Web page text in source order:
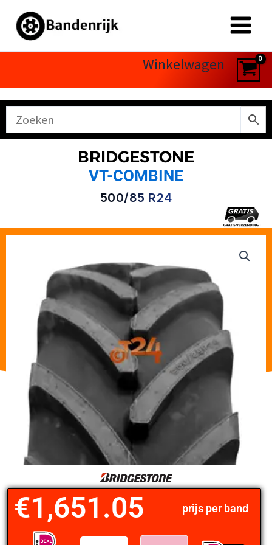
naar
Winkelwagen
BRIDGESTONE
VT-COMBINE
500/85 R24
prijs per band
€1,651.05